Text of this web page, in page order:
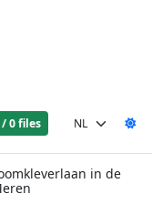
0 files
in de